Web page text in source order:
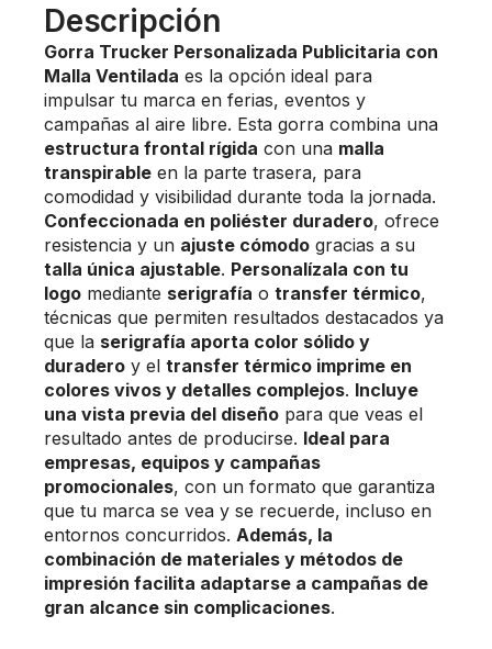
Descripción
Gorra Trucker Personalizada Publicitaria con
Malla Ventilada es la opción ideal para
impulsar tu marca en ferias, eventos y
campañas al aire libre. Esta gorra combina una
estructura frontal rígida con una malla
transpirable en la parte trasera, para
comodidad y visibilidad durante toda la jornada.
Confeccionada en poliéster duradero, ofrece
resistencia y un ajuste cómodo gracias a su
talla única ajustable. Personalízala con tu
logo mediante serigrafía o transfer térmico,
técnicas que permiten resultados destacados ya
que la serigrafía aporta color sólido y
duradero y el transfer térmico imprime en
colores vivos y detalles complejos. Incluye
una vista previa del diseño para que veas el
resultado antes de producirse. Ideal para
empresas, equipos y campañas
promocionales, con un formato que garantiza
que tu marca se vea y se recuerde, incluso en
entornos concurridos. Además, la
combinación de materiales y métodos de
impresión facilita adaptarse a campañas de
gran alcance sin complicaciones.